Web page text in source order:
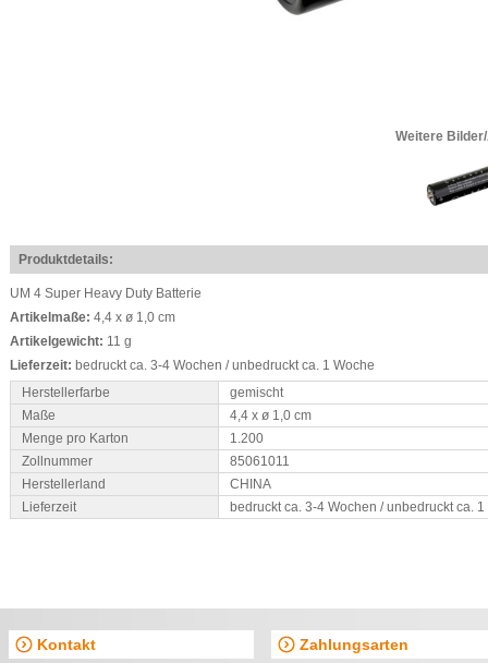
Weitere
Produktdetails:
UM 4 Super Heavy Duty Batterie
Artikelmaße: 4,4 x ø 1,0 cm
Artikelgewicht: 11 g
Lieferzeit: bedruckt ca. 3-4 Wochen / unbedruckt ca. 1 Woche
Herstellerfarbe
gemischt
Maße
4,4 x ø 1,0 cm
Menge pro Karton
1.200
Zollnummer
85061011
Herstellerland
CHINA
Lieferzeit
bedruckt ca. 3-4 Wochen / unbedruckt ca. 1
Kontakt Zahlungsarten